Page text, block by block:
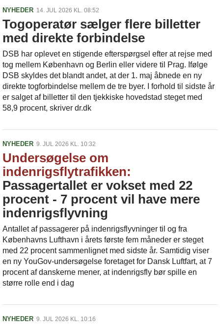
NYHEDER 14. JUL 2026 KL. 08:52
Togoperatør sælger flere billetter
med direkte forbindelse
DSB har oplevet en stigende efterspørgsel efter at rejse med
tog mellem København og Berlin eller videre til Prag. Ifølge
DSB skyldes det blandt andet, at der 1. maj åbnede en ny
direkte togforbindelse mellem de tre byer. I forhold til sidste år
er salget af billetter til den tjekkiske hovedstad steget med
58,9 procent, skriver dr.dk
NYHEDER 9. JUL 2026 KL. 10:32
Undersøgelse om
indenrigsflytrafikken:
Passagertallet er vokset med 22
procent - 7 procent vil have mere
indenrigsflyvning
Antallet af passagerer på indenrigsflyvninger til og fra
Københavns Lufthavn i årets første fem måneder er steget
med 22 procent sammenlignet med sidste år. Samtidig viser
en ny YouGov-undersøgelse foretaget for Dansk Luftfart, at 7
procent af danskerne mener, at indenrigsfly bør spille en
større rolle end i dag
NYHEDER 9. JUL 2026 KL. 10:16